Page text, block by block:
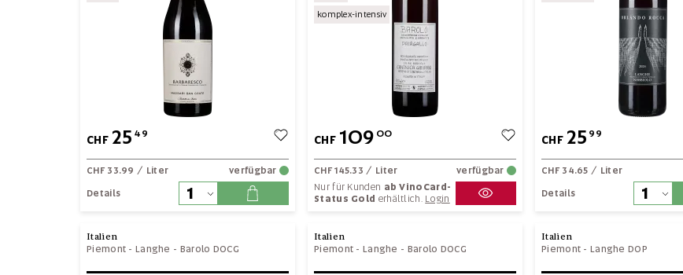
CHF 25 49
CHF 33.99 / Liter
verfügbar
Details
komplex-intensiv
CHF 109 00
CHF 145.33 / Liter
verfügbar
Nur für Kunden ab VinoCard-
Status Gold erhältlich. Login
CHF 25 99
CHF 34.65 / Liter
Details
Italien
Piemont - Langhe - Barolo DOCG
Italien
Piemont - Langhe - Barolo DOCG
Italien
Piemont - Langhe DOP